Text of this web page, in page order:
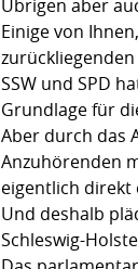
Übrigen aber
Einige von
SSW und SPD
Grundlage für
Aber durch das
Anzuhörenden
eigentlich direkt
Und deshalb
Schleswig-